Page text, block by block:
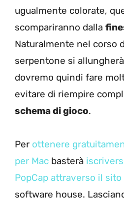
ugualmente colorate,
scompariranno dalla
Naturalmente nel corso
serpentone si
dovremo quindi fare
evitare di riempire
schema di gioco.
Per ottenere
per Mac basterà
PopCap attraverso il sito
software house.